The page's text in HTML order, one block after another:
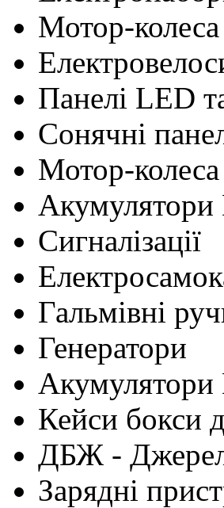
Мотор-колеса
Панелі LED
Сонячні
Мотор-колеса
Сигналізації
Гальмівні
Генератори
Кейси бокси
ДБЖ -
Зарядні